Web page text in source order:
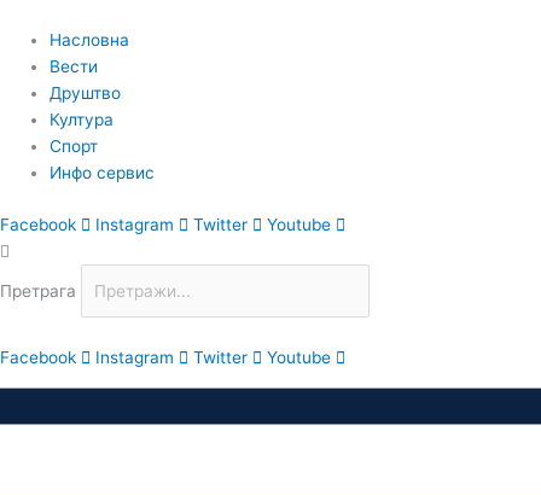
садржај
Насловна
Вести
Друштво
Култура
Спорт
Инфо сервис
Facebook Instagram Twitter Youtube
Претрага
Facebook Instagram Twitter Youtube